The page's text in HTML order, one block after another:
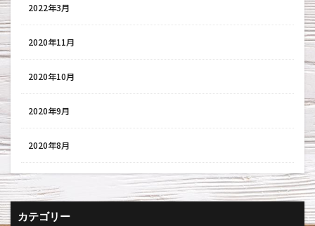
2022年3月
2020年11月
2020年10月
2020年9月
2020年8月
カテゴリー